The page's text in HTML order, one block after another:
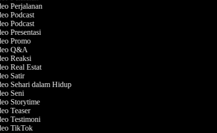
Perjalanan
Podcast
Podcast
Presentasi
Promo
Q&A
Reaksi
Real Estat
Satir
Sehari dalam Hidup
Seni
Storytime
Teaser
Testimoni
TikTok